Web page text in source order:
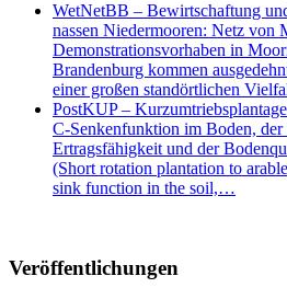
WetNetBB – Bewirtschaftung
nassen Niedermooren: Netz von
Demonstrationsvorhaben in
Brandenburg kommen
einer großen standörtlichen
PostKUP –
C-Senkenfunktion im Boden,
Ertragsfähigkeit und der
(Short rotation plantation to
sink function in the soil,…
Veröffentlichungen